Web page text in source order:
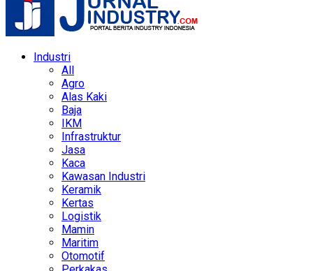
Industri
All
Agro
Alas Kaki
Baja
IKM
Infrastruktur
Jasa
Kaca
Kawasan Industri
Keramik
Kertas
Logistik
Mamin
Maritim
Otomotif